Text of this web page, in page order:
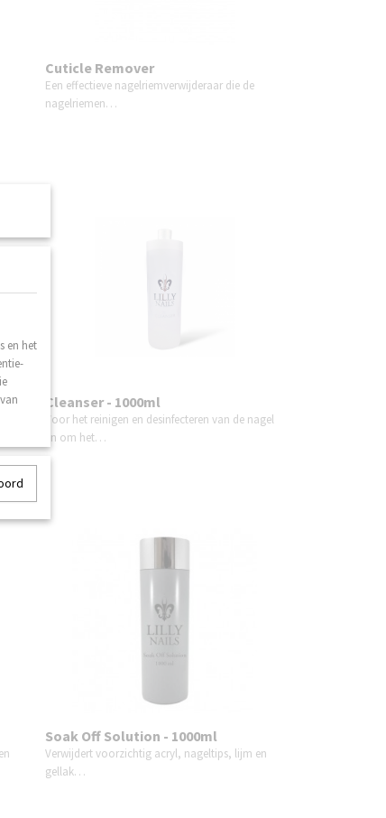
Cuticle Remover
Een effectieve nagelriemverwijderaar die de
nagelriemen…
Cleanser - 1000ml
Voor het reinigen en desinfecteren van de nagel
en om het…
Soak Off Solution - 1000ml
Verwijdert voorzichtig acryl, nageltips, lijm en
gellak…
en het